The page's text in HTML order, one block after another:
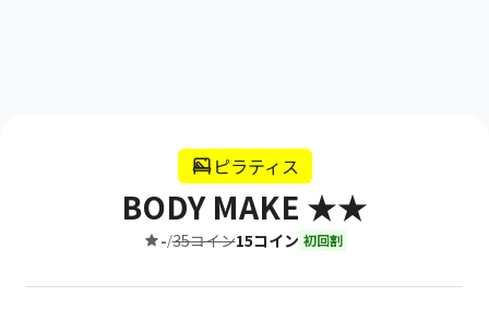
ピラティス
BODY MAKE ★★
-/35コイン15コイン 初回割